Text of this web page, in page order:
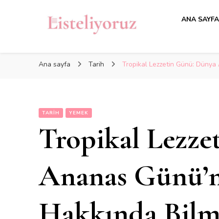
ANA SAYFA
Ana sayfa Tarih Tropikal Lezzetin Günü:
TARIH YEMEK
Tropikal
Ananas